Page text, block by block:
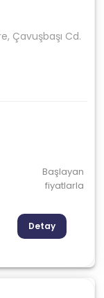
Çavuşbaşı Cd.
Başlayan
fiyatlarla
Detay